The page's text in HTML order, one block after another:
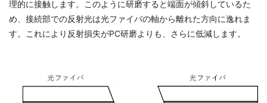
理的に接触します。このように研磨すると端面が傾斜しているた
め、接続部での反射光は光ファイバの軸から離れた方向に逸れま
す。これにより反射損失がPC研磨よりも、さらに低減します。